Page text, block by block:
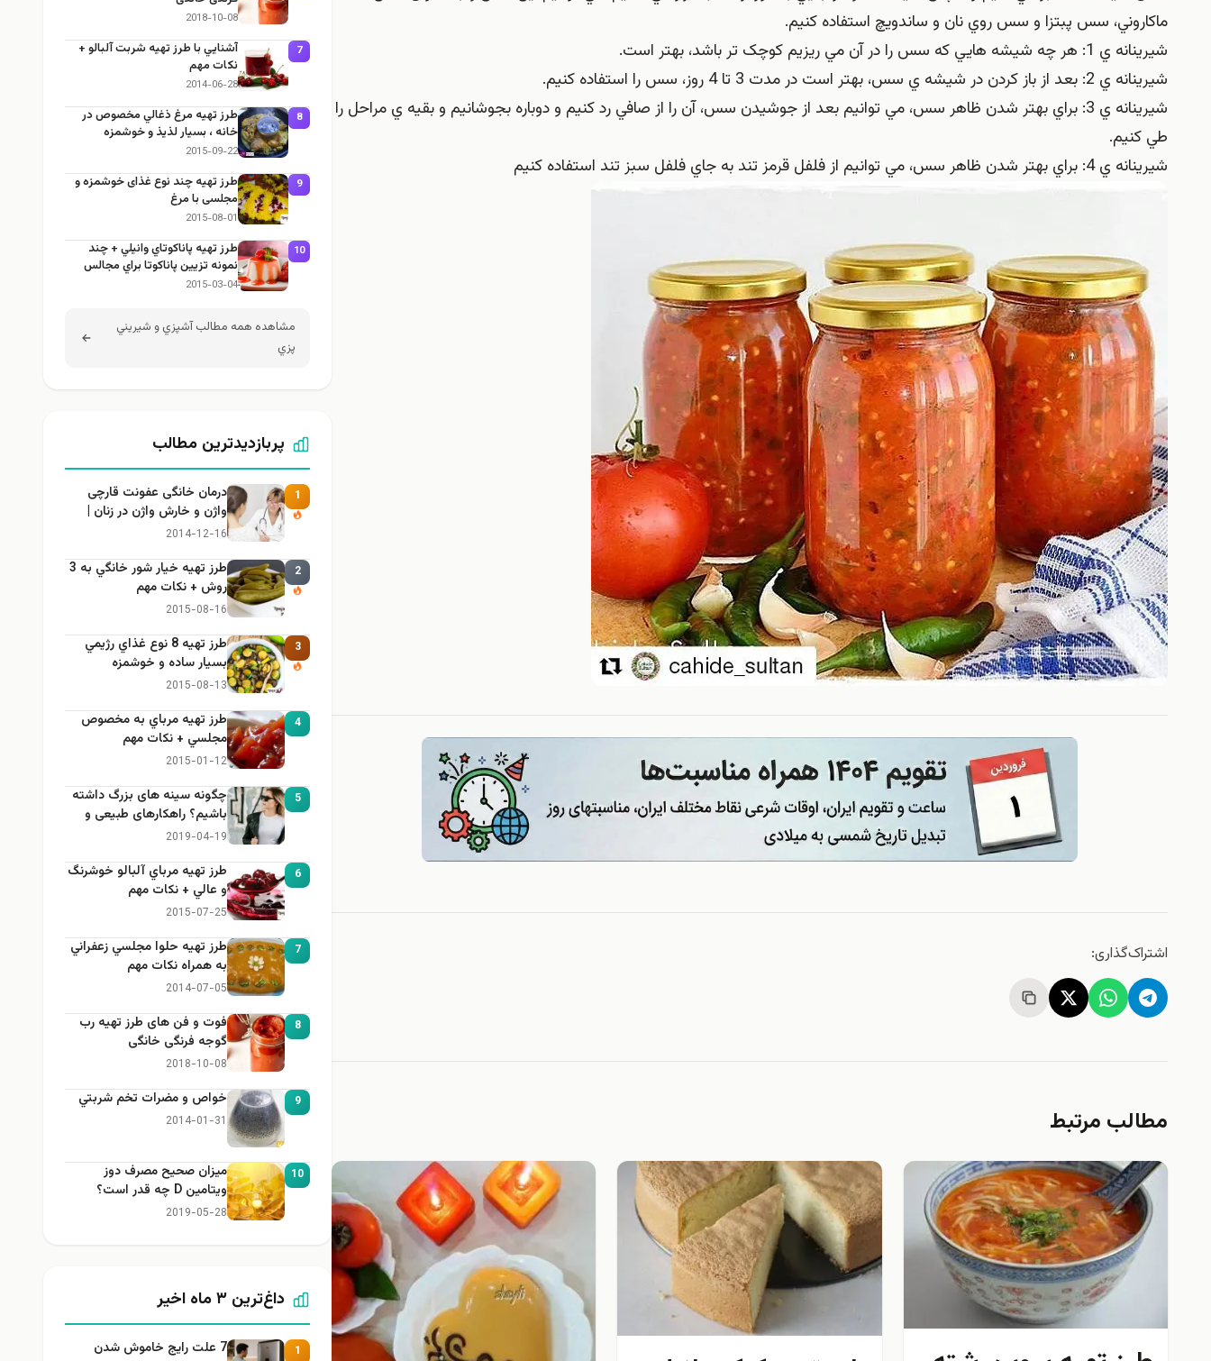
ماکاروني، سس پبتزا و سس روي نان و ساندويچ استفاده کنيم.
شيرينانه ي 1: هر چه شيشه هايي که سس را در آن مي ريزيم کوچک تر باشد، بهتر است.
شيرينانه ي 2: بعد از باز کردن در شيشه ي سس، بهتر است در مدت 3 تا 4 روز، سس را استفاده کنيم.
شيرينانه ي 3: براي بهتر شدن ظاهر سس، مي توانيم بعد از جوشيدن سس، آن را از صافي رد کنيم و دوباره بجوشانيم و بقيه ي مراحل را
طي کنيم.
شيرينانه ي 4: براي بهتر شدن ظاهر سس، مي توانيم از فلفل قرمز تند به جاي فلفل سبز تند استفاده کنيم
اشتراک‌گذاری:
مطالب مرتبط
2018-10-08
7
آشنايي با طرز تهيه شربت آلبالو +
نكات مهم
2014-06-28
8
طرز تهيه مرغ ذغالي مخصوص در
خانه ، بسيار لذيذ و خوشمزه
2015-09-22
9
طرز تهيه چند نوع غذای خوشمزه و
مجلسی با مرغ
2015-08-01
10
طرز تهيه پاناكوتاي وانيلي + چند
نمونه تزيين پاناكوتا براي مجالس
2015-03-04
مشاهده همه مطالب آشپزي و شيريني
پزي
پربازدیدترین مطالب
1
درمان خانگی عفونت قارچی
واژن و خارش واژن در زنان |
راهنمای کامل، ایمن و کاربردی
2014-12-16
2
طرز تهيه خیار شور خانگي به 3
روش + نكات مهم
2015-08-16
3
طرز تهيه 8 نوع غذاي رژيمي
بسيار ساده و خوشمزه
2015-08-13
4
طرز تهيه مرباي به مخصوص
مجلسي + نكات مهم
2015-01-12
5
چگونه سینه های بزرگ داشته
باشیم؟ راهکارهای طبیعی و
خانگی برای بزرگ کردن سینه
2019-04-19
6
طرز تهيه مرباي آلبالو خوشرنگ
و عالي + نكات مهم
2015-07-25
7
طرز تهيه حلوا مجلسي زعفراني
به همراه نكات مهم
2014-07-05
8
فوت و فن های طرز تهیه رب
گوجه فرنگی خانگی
2018-10-08
9 خواص و مضرات تخم شربتي
2014-01-31
10
میزان صحیح مصرف دوز
ویتامین D چه قدر است؟
2019-05-28
داغ‌ترین ۳ ماه اخیر
1
7 علت رایج خاموش شدن